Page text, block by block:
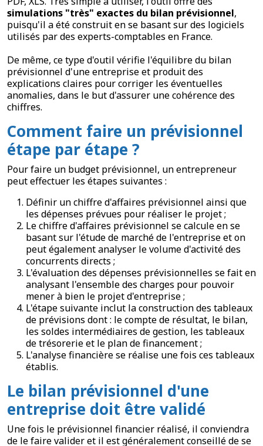
simulations "très" exactes du bilan prévisionnel,
puisqu'il a été construit en se basant sur des logiciels
utilisés par des experts-comptables en France.
De même, ce type d'outil vérifie l'équilibre du bilan
prévisionnel d'une entreprise et produit des
explications claires pour corriger les éventuelles
anomalies, dans le but d'assurer une cohérence des
chiffres.
Comment faire un prévisionnel
étape par étape ?
Pour faire un budget prévisionnel, un entrepreneur
peut effectuer les étapes suivantes :
Définir un chiffre d'affaires prévisionnel ainsi que
les dépenses prévues pour réaliser le projet ;
Le chiffre d'affaires prévisionnel se calcule en se
basant sur l'étude de marché de l'entreprise et on
peut également analyser le volume d'activité des
concurrents directs ;
L'évaluation des dépenses prévisionnelles se fait en
analysant l'ensemble des charges pour pouvoir
mener à bien le projet d'entreprise ;
L'étape suivante inclut la construction des tableaux
de prévisions dont : le compte de résultat, le bilan,
les soldes intermédiaires de gestion, les tableaux
de trésorerie et le plan de financement ;
L'analyse financière se réalise une fois ces tableaux
établis.
Le bilan prévisionnel d'une
entreprise doit être validé
Une fois le prévisionnel financier réalisé, il conviendra
de le faire valider et il est généralement conseillé de se